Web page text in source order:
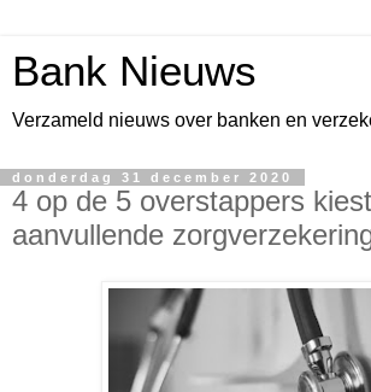
Bank Nieuws
Verzameld nieuws over banken en
donderdag 31 december 2020
4 op de 5 overstappers
aanvullende